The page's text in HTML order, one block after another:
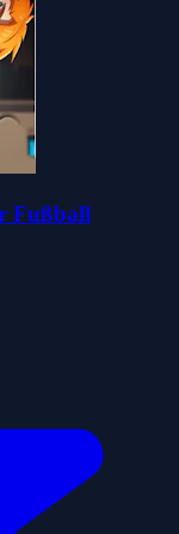
Fußball